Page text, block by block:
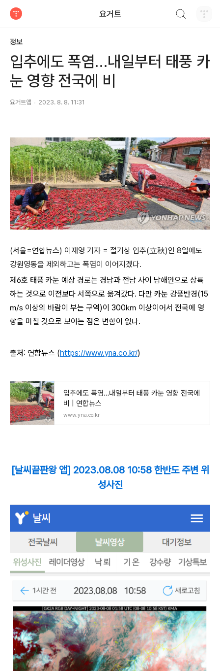
요거트
정보
입추에도 폭염…내일부터 태풍 카
눈 영향 전국에 비
요거트앱 2023. 8. 8. 11:31
(서울=연합뉴스) 이재영 기자 = 절기상 입추(立秋)인 8일에도
강원영동을 제외하고는 폭염이 이어지겠다.
제6호 태풍 카눈 예상 경로는 경남과 전남 사이 남해안으로 상륙
하는 것으로 이전보다 서쪽으로 옮겨갔다. 다만 카눈 강풍반경(15
㎧ 이상의 바람이 부는 구역)이 300㎞ 이상이어서 전국에 영
향을 미칠 것으로 보이는 점은 변함이 없다.
출처: 연합뉴스 (https://www.yna.co.kr/)
입추에도 폭염…내일부터 태풍 카눈 영향 전국에
비 | 연합뉴스
www.yna.co.kr
[날씨끝판왕 앱] 2023.08.08 10:58 한반도 주변 위
성사진